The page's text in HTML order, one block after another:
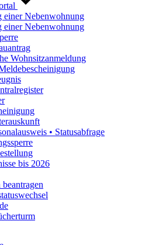
einer Nebenwohnung
einer Nebenwohnung
Wohnsitzanmeldung
• Statusabfrage
bis 2026